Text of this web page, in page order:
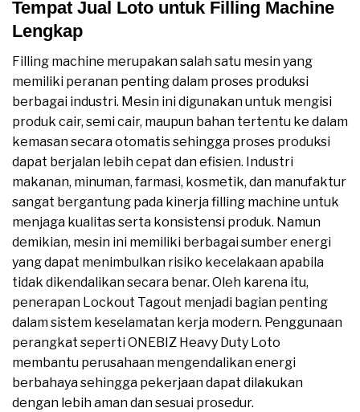
Tempat Jual Loto untuk Filling Machine
Lengkap
Filling machine merupakan salah satu mesin yang
memiliki peranan penting dalam proses produksi
berbagai industri. Mesin ini digunakan untuk mengisi
produk cair, semi cair, maupun bahan tertentu ke dalam
kemasan secara otomatis sehingga proses produksi
dapat berjalan lebih cepat dan efisien. Industri
makanan, minuman, farmasi, kosmetik, dan manufaktur
sangat bergantung pada kinerja filling machine untuk
menjaga kualitas serta konsistensi produk. Namun
demikian, mesin ini memiliki berbagai sumber energi
yang dapat menimbulkan risiko kecelakaan apabila
tidak dikendalikan secara benar. Oleh karena itu,
penerapan Lockout Tagout menjadi bagian penting
dalam sistem keselamatan kerja modern. Penggunaan
perangkat seperti ONEBIZ Heavy Duty Loto
membantu perusahaan mengendalikan energi
berbahaya sehingga pekerjaan dapat dilakukan
dengan lebih aman dan sesuai prosedur.